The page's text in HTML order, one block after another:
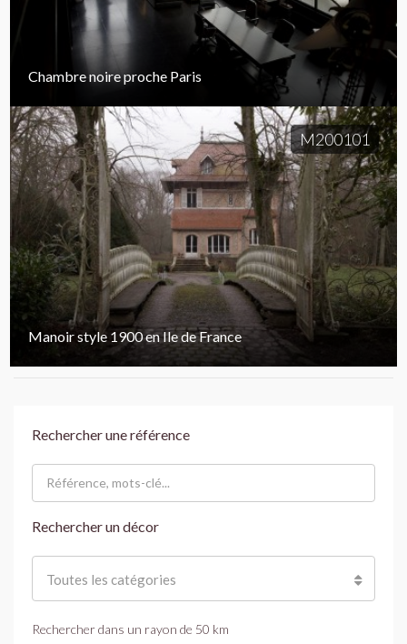
Chambre noire proche Paris
M200101
Manoir style 1900 en Ile de France
Rechercher une référence
Rechercher un décor
Toutes les catégories
Rechercher dans un rayon de 50 km